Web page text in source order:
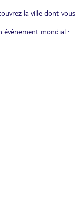
la ville dont vous
évènement mondial :